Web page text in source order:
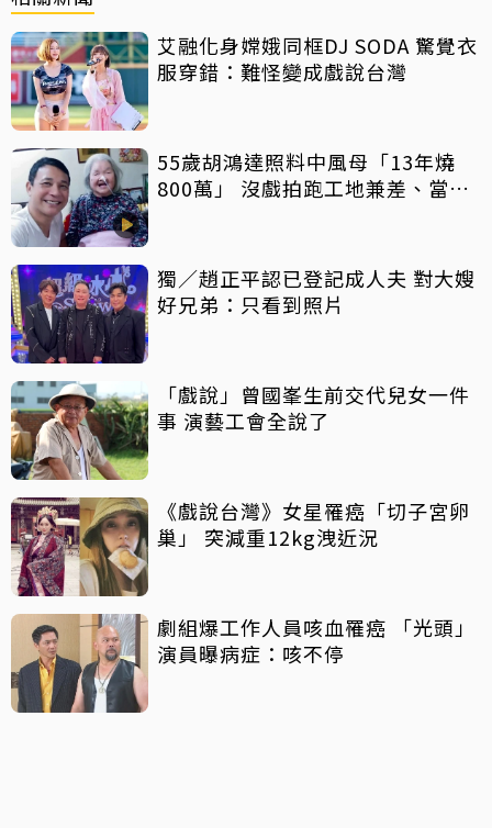
艾融化身嫦娥同框DJ SODA 驚覺衣
服穿錯：難怪變成戲說台灣
55歲胡鴻達照料中風母「13年燒
800萬」 沒戲拍跑工地兼差、當司
獨／趙正平認已登記成人夫 對大嫂
好兄弟：只看到照片
「戲說」曾國峯生前交代兒女一件
事 演藝工會全說了
《戲說台灣》女星罹癌「切子宮卵
巢」 突減重12kg洩近況
劇組爆工作人員咳血罹癌 「光頭」
演員曝病症：咳不停